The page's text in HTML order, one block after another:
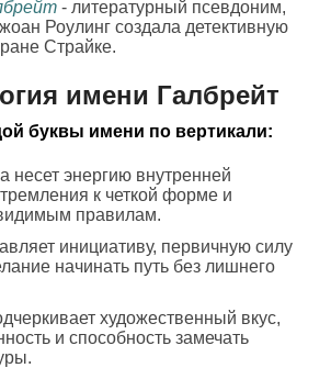
- литературный псевдоним,
Роулинг создала детективную
Страйке.
имени Галбрейт
буквы имени по вертикали:
несет энергию внутренней
к четкой форме и
правилам.
инициативу, первичную силу
начинать путь без лишнего
художественный вкус,
и способность замечать